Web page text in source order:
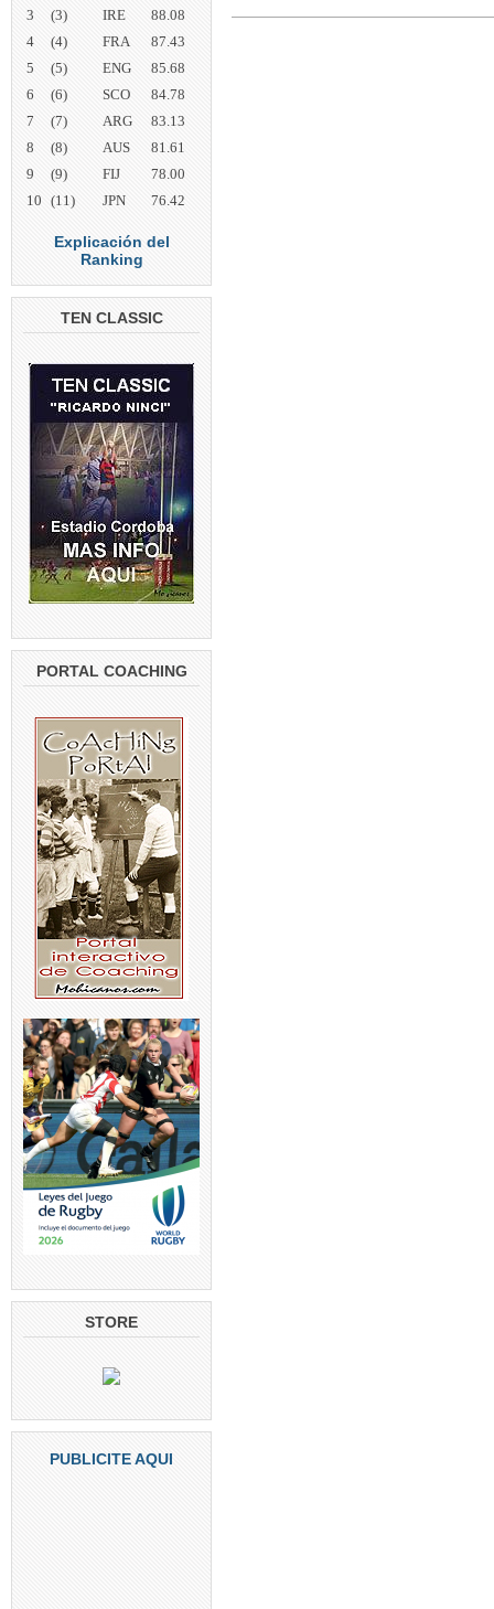
3 (3) IRE
88.08
4
(4) FRA
87.43
5
(5) ENG
85.68
6
(6) SCO
84.78
7
(7) ARG
83.13
8
(8) AUS
81.61
9
(9) FIJ
78.00
10 (11) JPN 76.42
Explicación del
Ranking
TEN CLASSIC
PORTAL COACHING
STORE
PUBLICITE AQUI